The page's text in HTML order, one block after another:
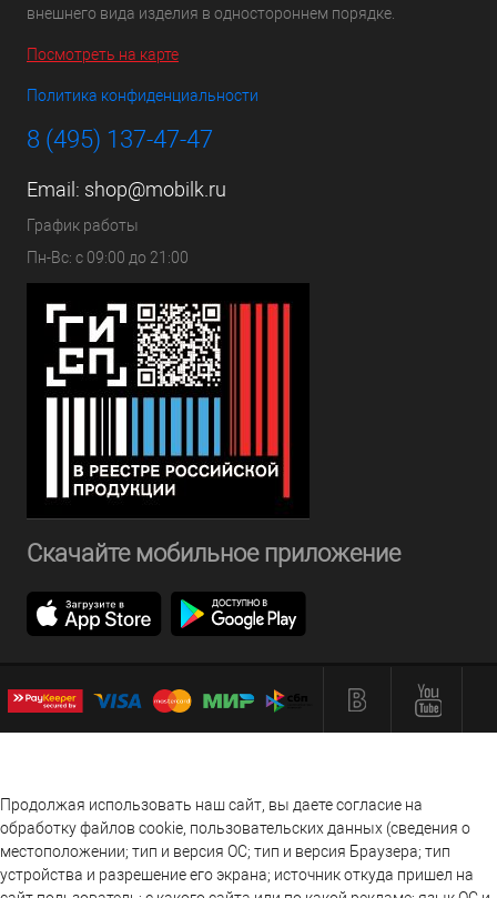
внешнего вида изделия в одностороннем порядке.
Посмотреть на карте
Политика конфиденциальности
8 (495) 137-47-47
Email: shop@mobilk.ru
График работы
Пн-Вс: с 09:00 до 21:00
Скачайте мобильное приложение
Продолжая использовать наш сайт, вы даете согласие на
обработку файлов cookie, пользовательских данных (сведения о
местоположении; тип и версия ОС; тип и версия Браузера; тип
устройства и разрешение его экрана; источник откуда пришел на